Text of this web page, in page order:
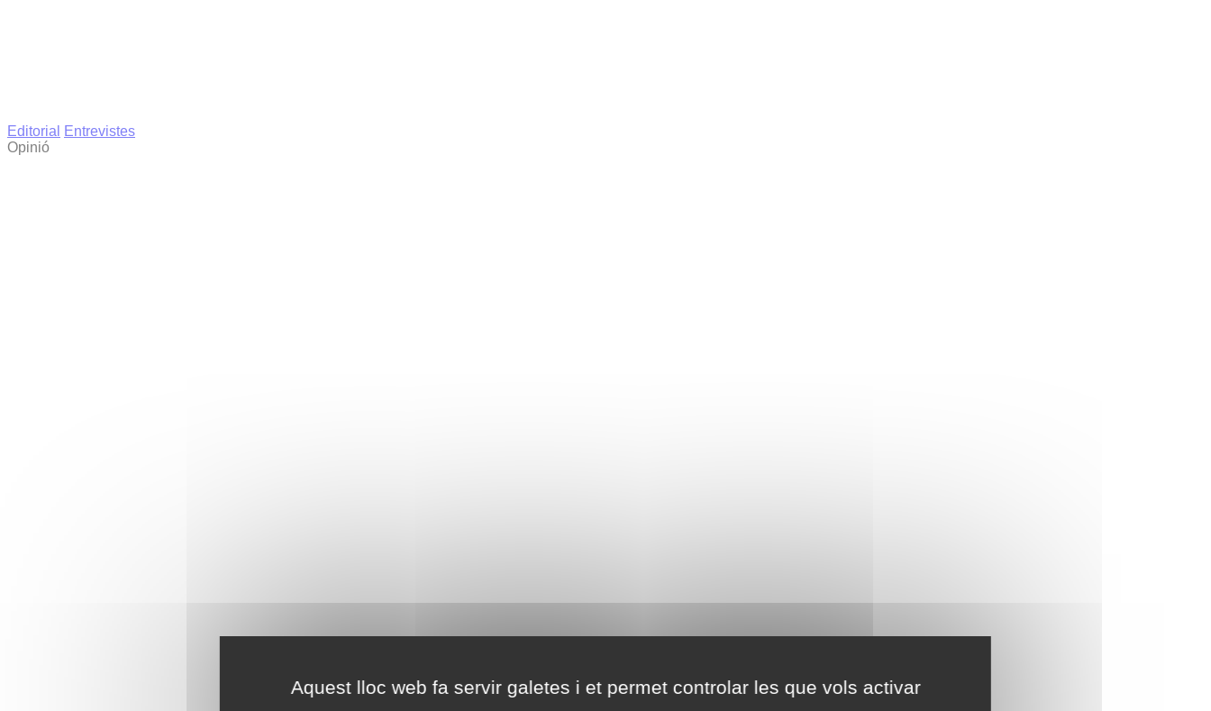
Aquest lloc web fa servir galetes i et permet controlar les que vols activar
Editorial
Entrevistes
Opinió